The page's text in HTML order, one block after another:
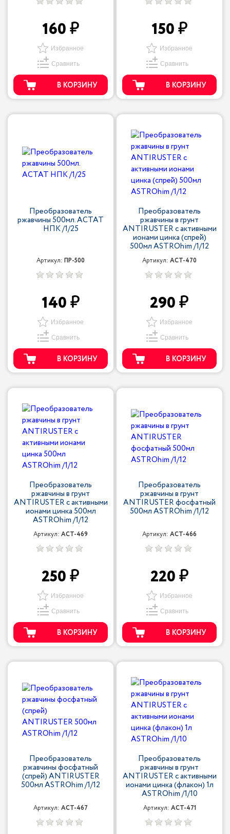
160
Избранное
Сравнить
В КОРЗИНУ
150
Избранное
Сравнить
В КОРЗИНУ
Преобразователь
ржавчины 500мл. АСТАТ
НПК /1/25
Артикул: ПР-500
140
Избранное
Сравнить
В КОРЗИНУ
Преобразователь
ржавчины в грунт
ANTIRUSTER с активными
ионами цинка (спрей)
500мл ASTROhim /1/12
Артикул: ACT-470
290
Избранное
Сравнить
В КОРЗИНУ
Преобразователь
ржавчины в грунт
ANTIRUSTER с активными
ионами цинка 500мл
ASTROhim /1/12
Артикул: ACT-469
250
Избранное
Сравнить
В КОРЗИНУ
Преобразователь
ржавчины в грунт
ANTIRUSTER фосфатный
500мл ASTROhim /1/12
Артикул: ACT-466
220
Избранное
Сравнить
В КОРЗИНУ
Преобразователь
ржавчины фосфатный
(спрей) ANTIRUSTER
500мл ASTROhim /1/12
Артикул: ACT-467
Преобразователь
ржавчины в грунт
ANTIRUSTER с активными
ионами цинка (флакон) 1л
ASTROhim /1/10
Артикул: ACT-471